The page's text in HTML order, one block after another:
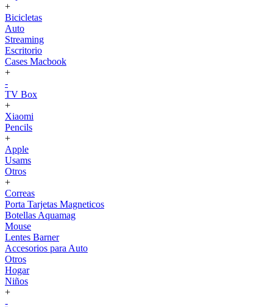
+
Bicicletas
Auto
Streaming
Escritorio
Cases Macbook
+
-
TV Box
+
Xiaomi
Pencils
+
Apple
Usams
Otros
+
Correas
Porta Tarjetas Magneticos
Botellas Aquamag
Mouse
Lentes Barner
Accesorios para Auto
Otros
Hogar
Niños
+
-